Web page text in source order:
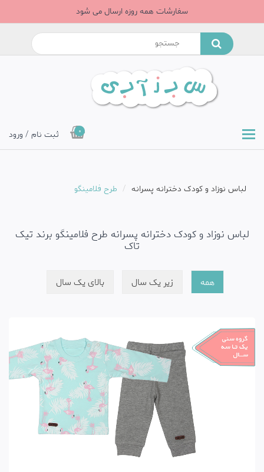
سفارشات همه روزه ارسال می شود
0 ثبت نام / ورود
لباس نوزاد و کودک دخترانه پسرانه طرح فلامینگو
لباس نوزاد و کودک دخترانه پسرانه طرح فلامینگو برند تیک
تاک
همه زیر یک سال بالای یک سال